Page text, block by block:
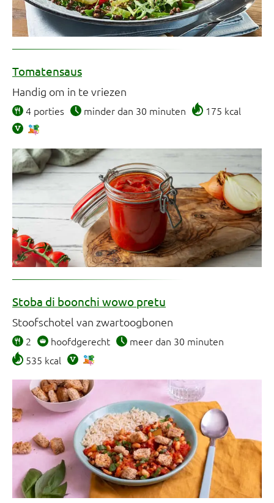
Tomatensaus
Handig om in te vriezen
4 porties minder dan 30 minuten 175 kcal
Stoba di boonchi wowo pretu
Stoofschotel van zwartoogbonen
2 hoofdgerecht
meer dan 30 minuten
535 kcal